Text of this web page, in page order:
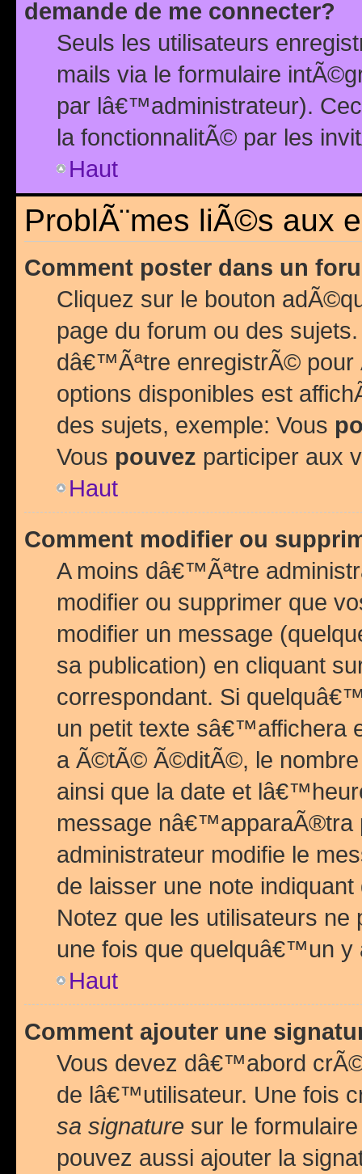
demande de me connecter?
Seuls les utilisateurs
mails via le formulaire
par lâ€™administrateur).
la fonctionnalitÃ© par les
Haut
ProblÃ¨mes liÃ©s aux
Comment poster dans un
Cliquez sur le bouton
page du forum ou des
dâ€™Ãªtre enregistrÃ©
options disponibles est
des sujets, exemple: Vous
Vous pouvez participer aux
Haut
Comment modifier ou
A moins dâ€™Ãªtre
modifier ou supprimer que
modifier un message
sa publication) en cliquant
correspondant. Si
un petit texte sâ€™affichera
a Ã©tÃ© Ã©ditÃ©, le
ainsi que la date et
message nâ€™apparaÃ®tra
administrateur modifie le
de laisser une note
Notez que les utilisateurs
une fois que quelquâ€™un y
Haut
Comment ajouter une
Vous devez dâ€™abord
de lâ€™utilisateur. Une fois
sa signature sur le
pouvez aussi ajouter la